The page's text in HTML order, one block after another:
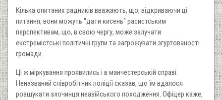
Кілька опитаних радників вважають, що, відкриваючи ці
питання, вони можуть "дати кисень" расистським
перспективам, що, в свою чергу, може залучати
екстремістські політичні групи та загрожувати згуртованості
громади.
Ці ж міркування проявились і в манчестерській справі.
Неназваний співробітник поліції сказав, що їм вдалося
розшукати злочинця неазійського походження. Офіцер каже,